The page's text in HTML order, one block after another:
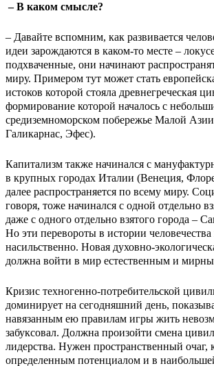
– В каком смысле?
– Давайте вспомним, как развивается
идеи зарождаются в каком-то месте –
подхваченные, они начинают
миру. Примером тут может стать
истоков которой стояла древнегреческая
формирование которой началось с
средиземноморском побережье Малой
Галикарнас, Эфес).
Капитализм также начинался с
в крупных городах Италии (Венеция,
далее распространяется по всему миру.
говоря, тоже начинался с одной отдельно
даже с одного отдельно взятого города –
Но эти перевороты в истории
насильственно. Новая духовно-
должна войти в мир естественным и
Кризис техногенно-потребительской
доминирует на сегодняшний день,
навязанным ею правилам игры жить
забуксовал. Должна произойти смена
лидерства. Нужен пространственный очаг,
определенным потенциалом и в